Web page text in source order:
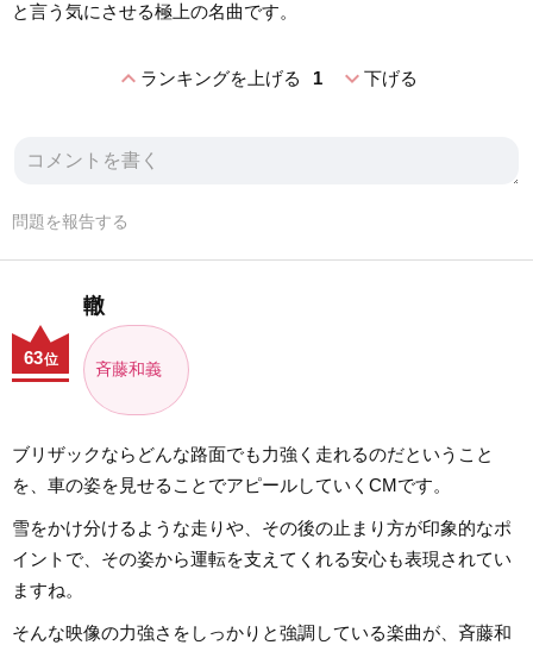
と言う気にさせる極上の名曲です。
expand_lessランキングを上げる 1 expand_more下げる
問題を報告する
轍
斉藤和義
63位
ブリザックならどんな路面でも力強く走れるのだということ
を、車の姿を見せることでアピールしていくCMです。
雪をかけ分けるような走りや、その後の止まり方が印象的なポ
イントで、その姿から運転を支えてくれる安心も表現されてい
ますね。
そんな映像の力強さをしっかりと強調している楽曲が、斉藤和